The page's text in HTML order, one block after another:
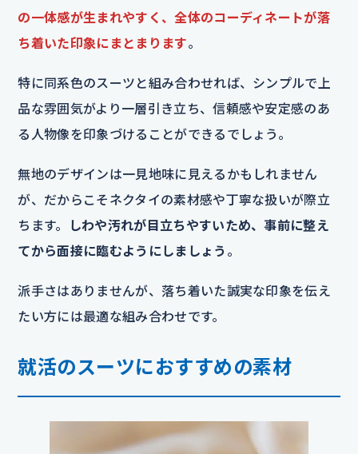
の一体感が生まれやすく、全体のコーディネートが落
ち着いた印象にまとまります。
特に同系色のスーツと組み合わせれば、シンプルで上
品な雰囲気がより一層引き立ち、信頼感や安定感のあ
る人物像を印象づけることができるでしょう。
無地のデザインは一見地味に見えるかもしれません
が、だからこそネクタイの素材感や丁寧な扱いが際立
ちます。
しわや汚れが目立ちやすいため、事前に整え
てから面接に臨むようにしましょう 。
派手さはありませんが、落ち着いた誠実な印象を伝え
たい方には最適な組み合わせです。
就活のスーツにおすすめの素材